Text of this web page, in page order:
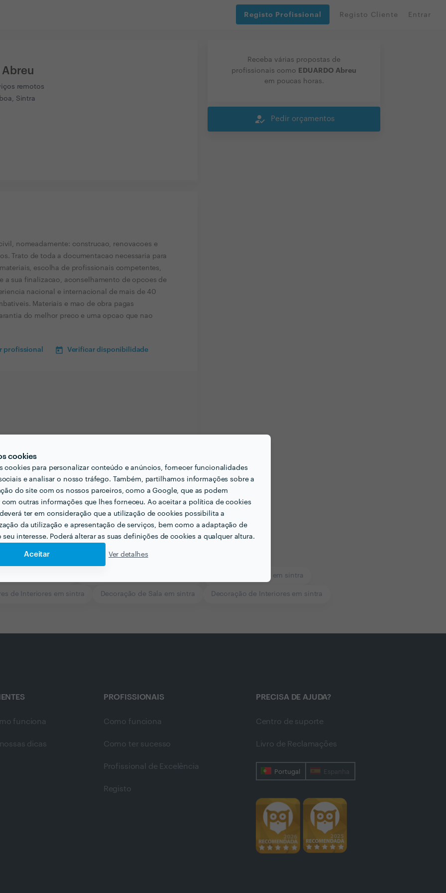
cookies
cookies para personalizar conteúdo e anúncios, fornecer funcionalidades
e analisar o nosso tráfego. Também, partilhamos informações sobre a
do site com os nossos parceiros, como a Google, que as podem
outras informações que lhes forneceu. Ao aceitar a política de cookies
ter em consideração que a utilização de cookies possibilita a
da utilização e apresentação de serviços, bem como a adaptação de
seu interesse. Poderá alterar as suas definições de cookies a qualquer altura.
Aceitar Ver detalhes
Registo Profissional Registo Cliente Entrar
Abreu
remotos
Sintra
nomeadamente: construcao, renovacoes e
Trato de toda a documentacao necessaria para
escolha de profissionais competentes,
a sua finalizacao, aconselhamento de opcoes de
nacional e internacional de mais de 40
Materiais e mao de obra pagas
do melhor preco e uma opcao que nao
profissional Verificar disponibilidade
Receba várias propostas de
profissionais como EDUARDO Abreu
em poucas horas.
how_to_reg Pedir orçamentos
Mudanças Baratas em sintra
de Interiores em sintra Decoração de Sala em sintra Decoração de Interiores em sintra
funciona
dicas
PROFISSIONAIS
Como funciona
Como ter sucesso
Profissional de Excelência
Registo
PRECISA DE AJUDA?
Centro de suporte
Livro de Reclamações
Portugal Espanha